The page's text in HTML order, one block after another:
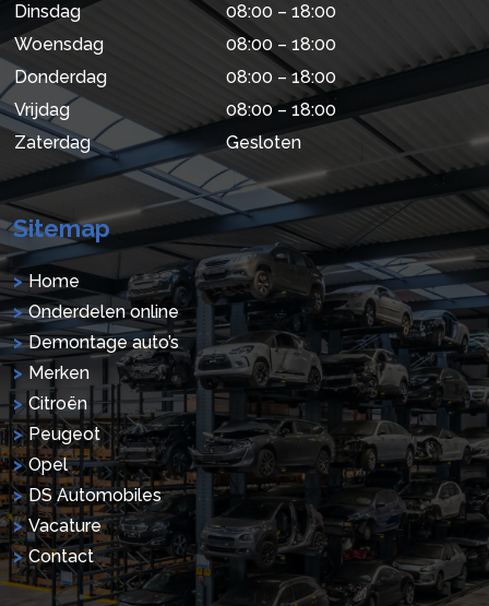
Dinsdag
08:00 – 18:00
Woensdag
08:00 – 18:00
Donderdag
08:00 – 18:00
Vrijdag
08:00 – 18:00
Zaterdag
Gesloten
Sitemap
Home
Onderdelen online
Demontage auto’s
Merken
Citroën
Peugeot
Opel
DS Automobiles
Vacature
Contact